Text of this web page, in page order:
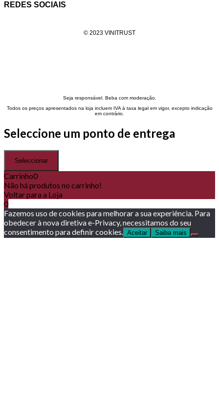
REDES SOCIAIS
© 2023 VINITRUST
Seja responsável. Beba com moderação.
Todos os preços apresentados na loja incluem IVA à taxa legal em vigor, excepto indicação
em contrário.
Seleccione um ponto de entrega
Seleccionar
Carrinho0
Não há produtos no carrinho!
Voltar para a Loja
0
Fazemos uso de cookies para melhorar a sua experiência. Para
obedecer à nova diretiva e-Privacy, necessitamos do seu
consentimento para definir cookies.
Aceitar Saiba mais